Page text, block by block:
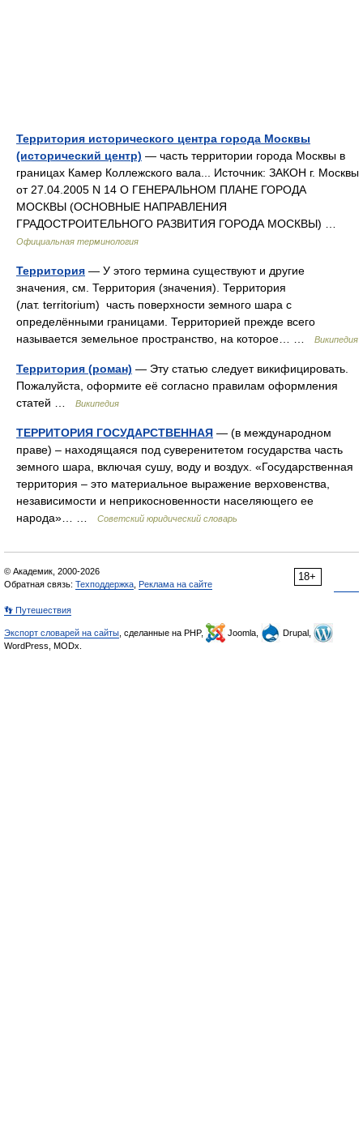
Территория исторического центра города Москвы
(исторический центр) — часть территории города Москвы в
границах Камер Коллежского вала... Источник: ЗАКОН г. Москвы
от 27.04.2005 N 14 О ГЕНЕРАЛЬНОМ ПЛАНЕ ГОРОДА
МОСКВЫ (ОСНОВНЫЕ НАПРАВЛЕНИЯ
ГРАДОСТРОИТЕЛЬНОГО РАЗВИТИЯ ГОРОДА МОСКВЫ) …
Официальная терминология
Территория — У этого термина существуют и другие
значения, см. Территория (значения). Территория
(лат. territorium) часть поверхности земного шара с
определёнными границами. Территорией прежде всего
называется земельное пространство, на которое… …
Википедия
Территория (роман) — Эту статью следует викифицировать.
Пожалуйста, оформите её согласно правилам оформления
статей …
Википедия
ТЕРРИТОРИЯ ГОСУДАРСТВЕННАЯ — (в международном
праве) – находящаяся под суверенитетом государства часть
земного шара, включая сушу, воду и воздух. «Государственная
территория – это материальное выражение верховенства,
независимости и неприкосновенности населяющего ее
народа»… …
Советский юридический словарь
18+
© Академик, 2000-2026
Обратная связь: Техподдержка Реклама на сайте
👣 Путешествия
Экспорт словарей на сайты , сделанные на PHP, Joomla,
Drupal,
WordPress, MODx.